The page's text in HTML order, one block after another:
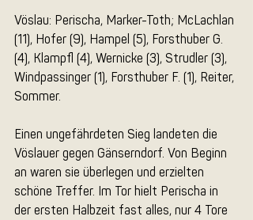
Vöslau: Perischa, Marker-Toth; McLachlan
(11), Hofer (9), Hampel (5), Forsthuber G.
(4), Klampfl (4), Wernicke (3), Strudler (3),
Windpassinger (1), Forsthuber F. (1), Reiter,
Sommer.
Einen ungefährdeten Sieg landeten die
Vöslauer gegen Gänserndorf. Von Beginn
an waren sie überlegen und erzielten
schöne Treffer. Im Tor hielt Perischa in
der ersten Halbzeit fast alles, nur 4 Tore